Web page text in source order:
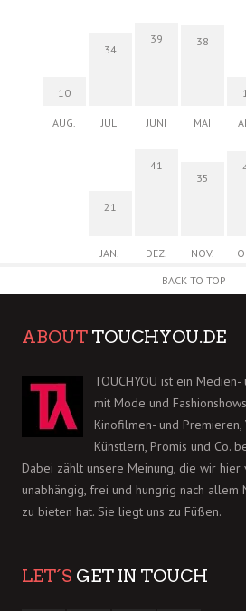
10
AUG.
34
JULI
39
JUNI
38
MAI
21
JAN.
41
DEZ.
35
NOV.
BACK TO TOP
ABOUT TOUCHYOU.DE
TOUCHYOU ist ein
mit Mode und
Kinofilmen- und Premieren,
Künstlern, Promis und Co.
Dabei zählt unsere Meinung, die wir
unabhängig, frei und hungrig nach allem
zu bieten hat. Sie liegt uns zu Füßen.
LET´S GET IN TOUCH